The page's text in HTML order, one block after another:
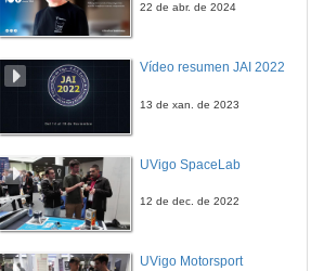
24 de out. de 2014
22 de abr. de 2024
Vídeo resumen JAI 2022
13 de xan. de 2023
UVigo SpaceLab
12 de dec. de 2022
UVigo Motorsport